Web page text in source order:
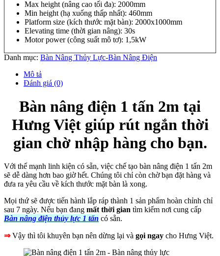
Max height (nâng cao tối đa): 2000mm
Min height (hạ xuống thấp nhất): 460mm
Platform size (kích thước mặt bàn): 2000x1000mm
Elevating time (thời gian nâng): 30s
Motor power (công suất mô tơ): 1,5kW
Danh mục: Bàn Nâng Thủy Lực-Bàn Nâng Điện
Mô tả
Đánh giá (0)
Bàn nâng điện 1 tấn 2m tại
Hưng Việt giúp rút ngắn thời
gian chờ nhập hàng cho bạn.
Với thế mạnh linh kiện có sẵn, việc chế tạo bàn nâng điện 1 tấn 2m
sẽ dễ dàng hơn bao giờ hết. Chúng tôi chỉ còn chờ bạn đặt hàng và
đưa ra yêu cầu về kích thước mặt bàn là xong.
Mọi thứ sẽ được tiến hành lắp ráp thành 1 sản phẩm hoàn chỉnh chỉ
sau 7 ngày. Nếu bạn đang mất thời gian tìm kiếm nơi cung cấp
Bàn nâng điện thủy lực 1 tấn có sẵn.
⇒Vậy thì tôi khuyên bạn nên dừng lại và gọi ngay cho Hưng Việt.